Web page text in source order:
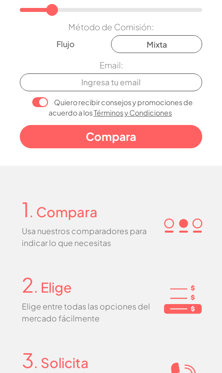
Método de Comisión:
Flujo
Mixta
Email:
Quiero recibir consejos y promociones de
acuerdo a losTérminos y Condiciones
1 . Compara
Usa nuestros comparadores para
indicar lo que necesitas
2. Elige
Elige entre todas las opciones del
mercado fácilmente
3. Solicita